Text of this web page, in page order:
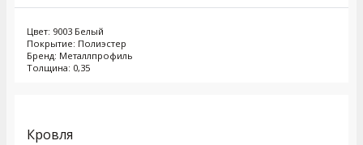
Цвет: 9003 Белый
Покрытие: Полиэстер
Бренд: Металлпрофиль
Толщина: 0,35
Кровля